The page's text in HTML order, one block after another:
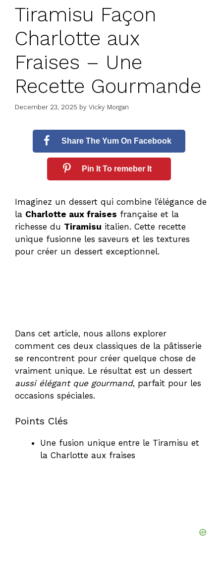
Tiramisu Façon
Charlotte aux
Fraises – Une
Recette Gourmande
December 23, 2025 by Vicky Morgan
Share The Yum On Facebook
Pin It To remeber It
Imaginez un dessert qui combine l’élégance de
la Charlotte aux fraises française et la
richesse du Tiramisu italien. Cette recette
unique fusionne les saveurs et les textures
pour créer un dessert exceptionnel.
Dans cet article, nous allons explorer
comment ces deux classiques de la pâtisserie
se rencontrent pour créer quelque chose de
vraiment unique. Le résultat est un dessert
aussi élégant que gourmand, parfait pour les
occasions spéciales.
Points Clés
Une fusion unique entre le Tiramisu et
la Charlotte aux fraises